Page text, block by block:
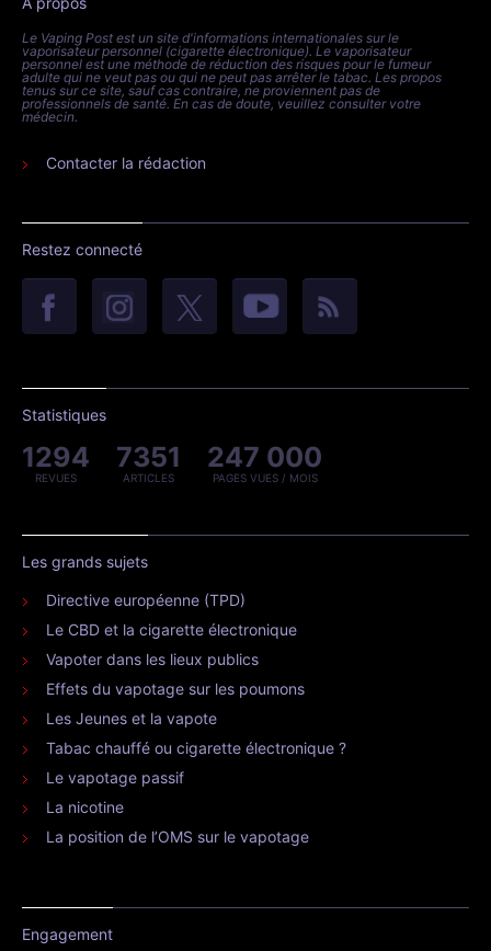
Le Vaping Post est un site d'informations internationales sur le
vaporisateur personnel (cigarette électronique). Le vaporisateur
personnel est une méthode de réduction des risques pour le fumeur
adulte qui ne veut pas ou qui ne peut pas arrêter le tabac. Les propos
tenus sur ce site, sauf cas contraire, ne proviennent pas de
professionnels de santé. En cas de doute, veuillez consulter votre
médecin.
Contacter la rédaction
Restez connecté
Statistiques
1294
REVUES
7351
ARTICLES
247 000
PAGES VUES / MOIS
Les grands sujets
Directive européenne (TPD)
Le CBD et la cigarette électronique
Vapoter dans les lieux publics
Effets du vapotage sur les poumons
Les Jeunes et la vapote
Tabac chauffé ou cigarette électronique ?
Le vapotage passif
La nicotine
La position de l’OMS sur le vapotage
Engagement